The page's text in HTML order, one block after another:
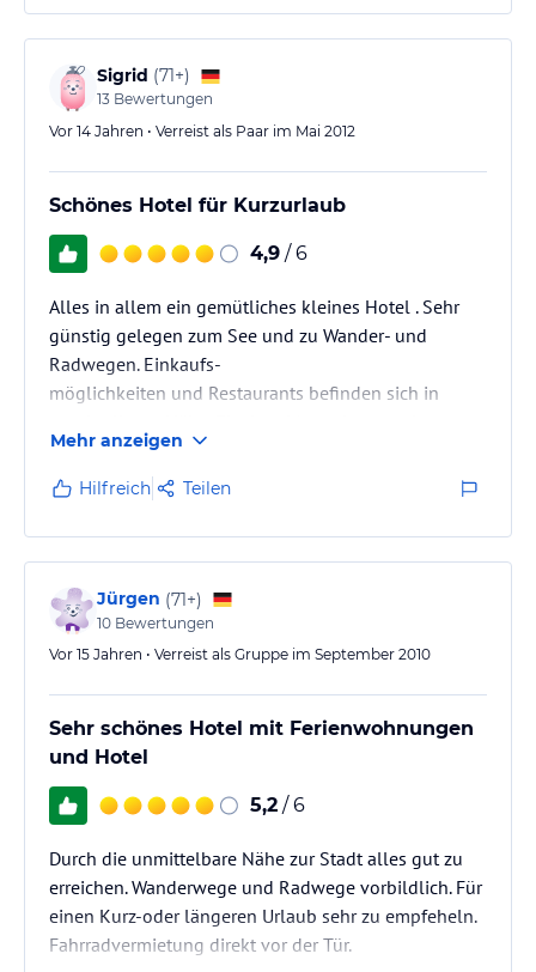
Sigrid (71+)
13 Bewertungen
Vor 14 Jahren • Verreist als Paar im Mai 2012
Schönes Hotel für Kurzurlaub
4,9 / 6
Alles in allem ein gemütliches kleines Hotel . Sehr
günstig gelegen zum See und zu Wander- und
Radwegen. Einkaufs-
möglichkeiten und Restaurants befinden sich in
überdachte Fahrrad-
abstellplätze. Für einen Kurzurlaub jederzeit
empfehlenswert.
Mehr anzeigen
Hilfreich Teilen
Jürgen (71+)
10 Bewertungen
Vor 15 Jahren • Verreist als Gruppe im September 2010
Sehr schönes Hotel mit Ferienwohnungen
und Hotel
5,2 / 6
Durch die unmittelbare Nähe zur Stadt alles gut zu
erreichen. Wanderwege und Radwege vorbildlich. Für
einen Kurz-oder längeren Urlaub sehr zu empfeheln.
Fahrradvermietung direkt vor der Tür.